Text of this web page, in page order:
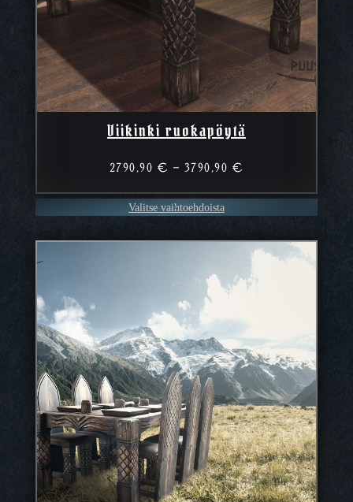
Viikinki ruokapöytä
2790,90 € – 3790,90 €
–
3790,90 €
Valitse vaihtoehdoista